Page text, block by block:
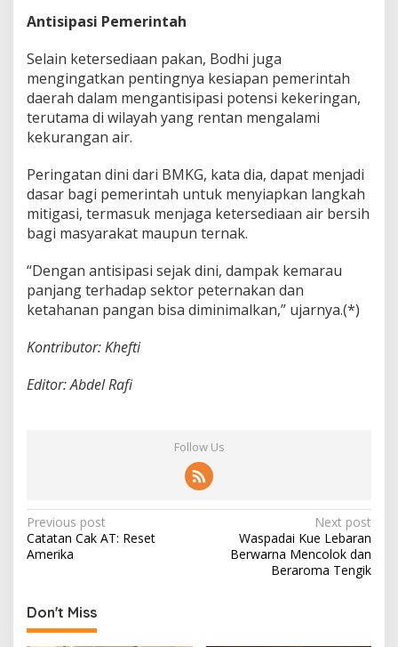
Antisipasi Pemerintah
Selain ketersediaan pakan, Bodhi juga
mengingatkan pentingnya kesiapan pemerintah
daerah dalam mengantisipasi potensi kekeringan,
terutama di wilayah yang rentan mengalami
kekurangan air.
Peringatan dini dari BMKG, kata dia, dapat menjadi
dasar bagi pemerintah untuk menyiapkan langkah
mitigasi, termasuk menjaga ketersediaan air bersih
bagi masyarakat maupun ternak.
“Dengan antisipasi sejak dini, dampak kemarau
panjang terhadap sektor peternakan dan
ketahanan pangan bisa diminimalkan,” ujarnya.(*)
Kontributor: Khefti
Editor: Abdel Rafi
Follow Us
P
o
t
n
Previous post
Catatan Cak AT: Reset
Amerika
Next post
Waspadai Kue Lebaran
Berwarna Mencolok dan
Beraroma Tengik
Don't Miss